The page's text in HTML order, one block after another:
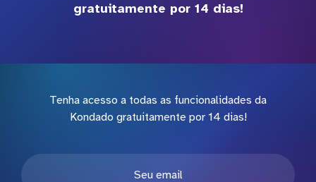
gratuitamente por 14 dias!
Tenha acesso a todas as funcionalidades da
Kondado gratuitamente por 14 dias!